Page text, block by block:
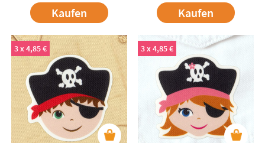
Kaufen
Kaufen
3 x 4,85 € 3 x 4,85 €